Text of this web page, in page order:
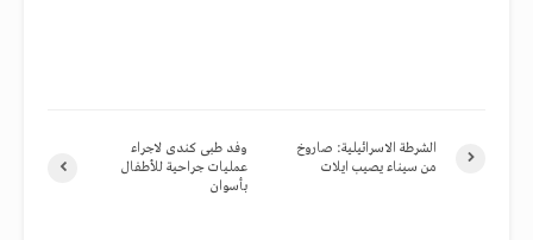
وفد طبى كندى لاجراء
عمليات جراحية للأطفال
بأسوان
الشرطة الاسرائيلية: صاروخ
من سيناء يصيب ايلات